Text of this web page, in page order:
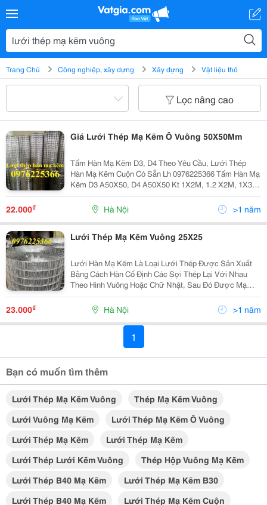
Trang Chủ Công nghiệp, xây dựng Xây dựng Vật liệu thô
Lọc nâng cao
Giá Lưới Thép Mạ Kẽm Ô Vuông 50X50Mm
Tấm Hàn Mạ Kẽm D3, D4 Theo Yêu Cầu, Lưới Thép
Hàn Mạ Kẽm Cuộn Có Sẵn Lh 0976225366 Tấm Hàn Mạ
Kẽm D3 A50X50, D4 A50X50 Kt 1X2M, 1.2 X2M, 1X3M,
1.2 X3M, 1.5X3M, 1.6 X3M 1: Lưới Thép Hàn 1Ly Mắt
10X10Mm, Dây 1Ly Ô 15X15Mm, Dây 1,5Ly Mắt
25X25Mm...
22.000₫ Hà Nội >1 năm
Lưới Thép Mạ Kẽm Vuông 25X25
Lưới Hàn Mạ Kẽm Là Loại Lưới Thép Được Sản Xuất
Bằng Cách Hàn Cố Định Các Sợi Thép Lại Với Nhau
Theo Hình Vuông Hoặc Chữ Nhật, Sau Đó Được Mạ
Kẽm Để Tăng Độ Bền, Chống Gỉ Sét, Chống Oxy Hóa.
Nhờ Vào Đặc Tính Cơ Lý Ưu Việt, Sản Phẩm Này Đang
Ngày Càng...
23.000₫ Hà Nội >1 năm
1
Bạn có muốn tìm thêm
Lưới Thép Mạ Kẽm Vuông
Thép Mạ Kẽm Vuông
Lưới Vuông Mạ Kẽm
Lưới Thép Mạ Kẽm Ô Vuông
Lưới Thép Mạ Kẽm
Lưới Thép Mạ Kẽm
Lưới Thép Lưới Kẽm Vuông
Thép Hộp Vuông Mạ Kẽm
Lưới Thép B40 Mạ Kẽm
Lưới Thép Mạ Kẽm B30
Lưới Thép B40 Mạ Kẽm
Lưới Thép Mạ Kẽm Cuộn